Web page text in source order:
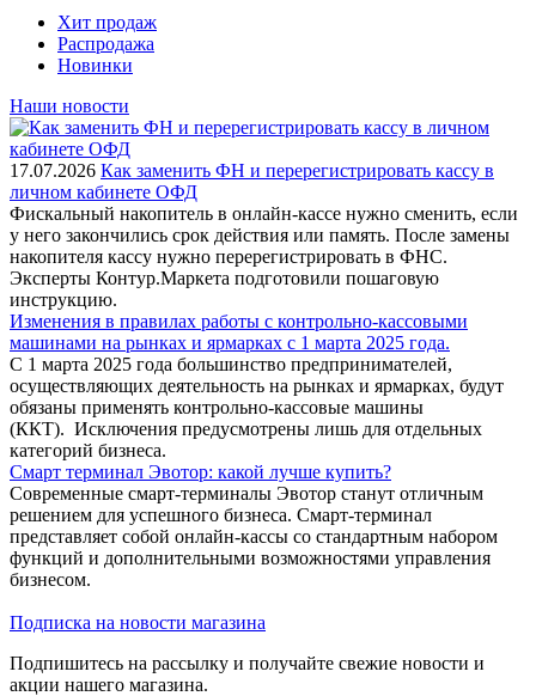
Хит продаж
Распродажа
Новинки
Наши новости
17.07.2026 Как заменить ФН и перерегистрировать кассу в
личном кабинете ОФД
Фискальный накопитель в онлайн-кассе нужно сменить, если
у него закончились срок действия или память. После замены
накопителя кассу нужно перерегистрировать в ФНС.
Эксперты Контур.Маркета подготовили пошаговую
инструкцию.
Изменения в правилах работы с контрольно-кассовыми
машинами на рынках и ярмарках с 1 марта 2025 года.
С 1 марта 2025 года большинство предпринимателей,
осуществляющих деятельность на рынках и ярмарках, будут
обязаны применять контрольно-кассовые машины
(ККТ). Исключения предусмотрены лишь для отдельных
категорий бизнеса.
Смарт терминал Эвотор: какой лучше купить?
Современные смарт-терминалы Эвотор станут отличным
решением для успешного бизнеса. Смарт-терминал
представляет собой онлайн-кассы со стандартным набором
функций и дополнительными возможностями управления
бизнесом.
Подписка на новости магазина
Подпишитесь на рассылку и получайте свежие новости и
акции нашего магазина.